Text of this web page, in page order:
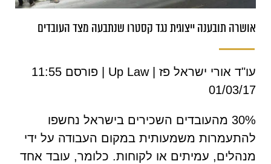
אושרה תובענה ייצוגית נגד קסטרו שנתבעה מצד העובדים
עו"ד אורי ישראל פז | Up Law | פורסם 11:55
01/03/17
30% מהעובדים השכירים בישראל נחשפו
להתעמרות משמעותית במקום העבודה על ידי
מנהלים, עמיתים או לקוחות. כלומר, עובד אחד